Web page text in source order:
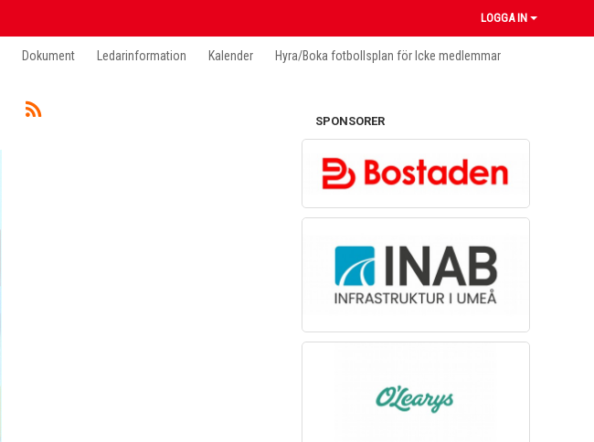
LOGGA IN
Dokument Ledarinformation Kalender Hyra/Boka fotbollsplan för Icke medlemmar
SPONSORER